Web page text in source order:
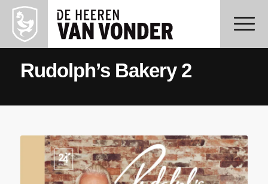
Rudolph’s Bakery 2